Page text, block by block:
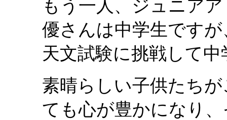
もう一人、ジュニア
優さんは中学生です
天文試験に挑戦して
素晴らしい子供たち
ても心が豊かになり